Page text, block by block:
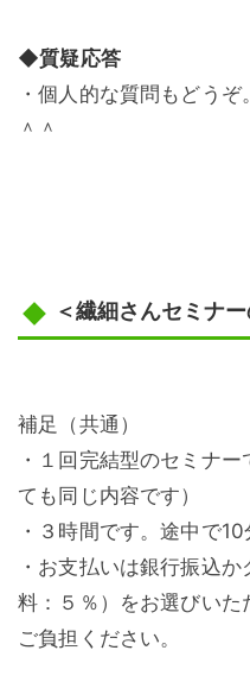
◆質疑応答
・個人的な質問もどう
＾＾
＜繊細さんセミナ
補足（共通）
・１回完結型のセミナ
ても同じ内容です）
・３時間です。途中で10
・お支払いは銀行振込
料：５％）をお選びい
ご負担ください。